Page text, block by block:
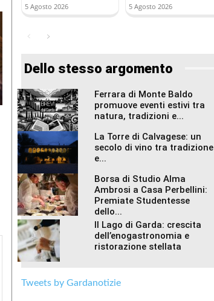
5 Agosto 2026 5 Agosto 2026
Dello stesso argomento
Ferrara di Monte Baldo
promuove eventi estivi tra
natura, tradizioni e...
La Torre di Calvagese: un
secolo di vino tra tradizione
e...
Borsa di Studio Alma
Ambrosi a Casa Perbellini:
Premiate Studentesse
dello...
Il Lago di Garda: crescita
dell’enogastronomia e
ristorazione stellata
Tweets by Gardanotizie